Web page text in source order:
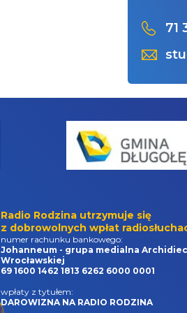
71
Radio Rodzina utrzymuje się
z dobrowolnych wpłat
numer rachunku bankowego:
Johanneum - grupa medialna
Wrocławskiej
69 1600 1462 1813 6262 6000 0001
wpłaty z tytułem:
DAROWIZNA NA RADIO RODZINA